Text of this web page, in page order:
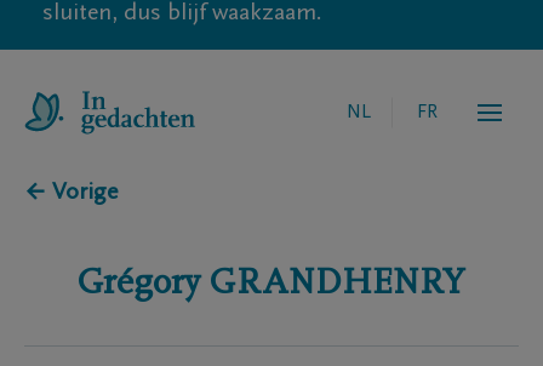
sluiten, dus blijf waakzaam.
NL FR
← Vorige
Grégory GRANDHENRY